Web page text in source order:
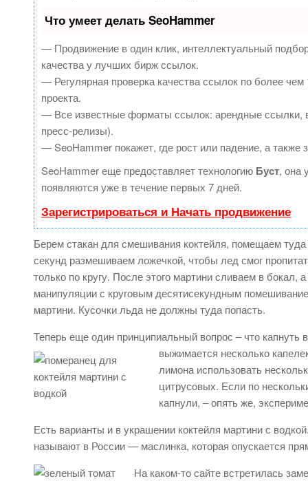
Что умеет делать SeoHammer
— Продвижение в один клик, интеллектуальный
качества у лучших бирж ссылок.
— Регулярная проверка качества ссылок по более
проекта.
— Все известные форматы ссылок: арендные ссылки,
пресс-релизы).
— SeoHammer покажет, где рост или падение, а также
SeoHammer еще предоставляет технологию Буст, она
появляются уже в течение первых 7 дней.
Зарегистрироваться и Начать продвижение
Берем стакан для смешивания коктейля, помещаем
секунд размешиваем ложечкой, чтобы лед смог
только по кругу. После этого мартини сливаем в
манипуляции с круговым десятисекундным
мартини. Кусочки льда не должны туда попасть.
Теперь еще один принципиальный вопрос – что
выжимается несколько
лимона использовать
цитрусовых. Если по
капнули, – опять же,
Есть варианты и в украшении коктейля мартини с
называют в России — маслинка, которая опускается
На каком-то сайте встретилась